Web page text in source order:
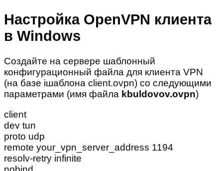
Настройка OpenVPN клиента
в Windows
Создайте на сервере шаблонный
конфигурационный файла для клиента VPN
(на базе iшаблона client.ovpn) со следующими
параметрами (имя файла kbuldovov.ovpn)
client
dev tun
proto udp
remote your_vpn_server_address 1194
resolv-retry infinite